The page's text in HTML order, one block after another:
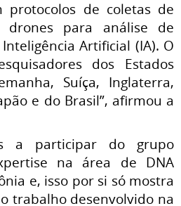
protocolos de coletas de
para análise de
Artificial (IA). O
dos Estados
Suíça, Inglaterra,
e do Brasil”, afirmou a
a participar do grupo
na área de DNA
e, isso por si só mostra
trabalho desenvolvido na